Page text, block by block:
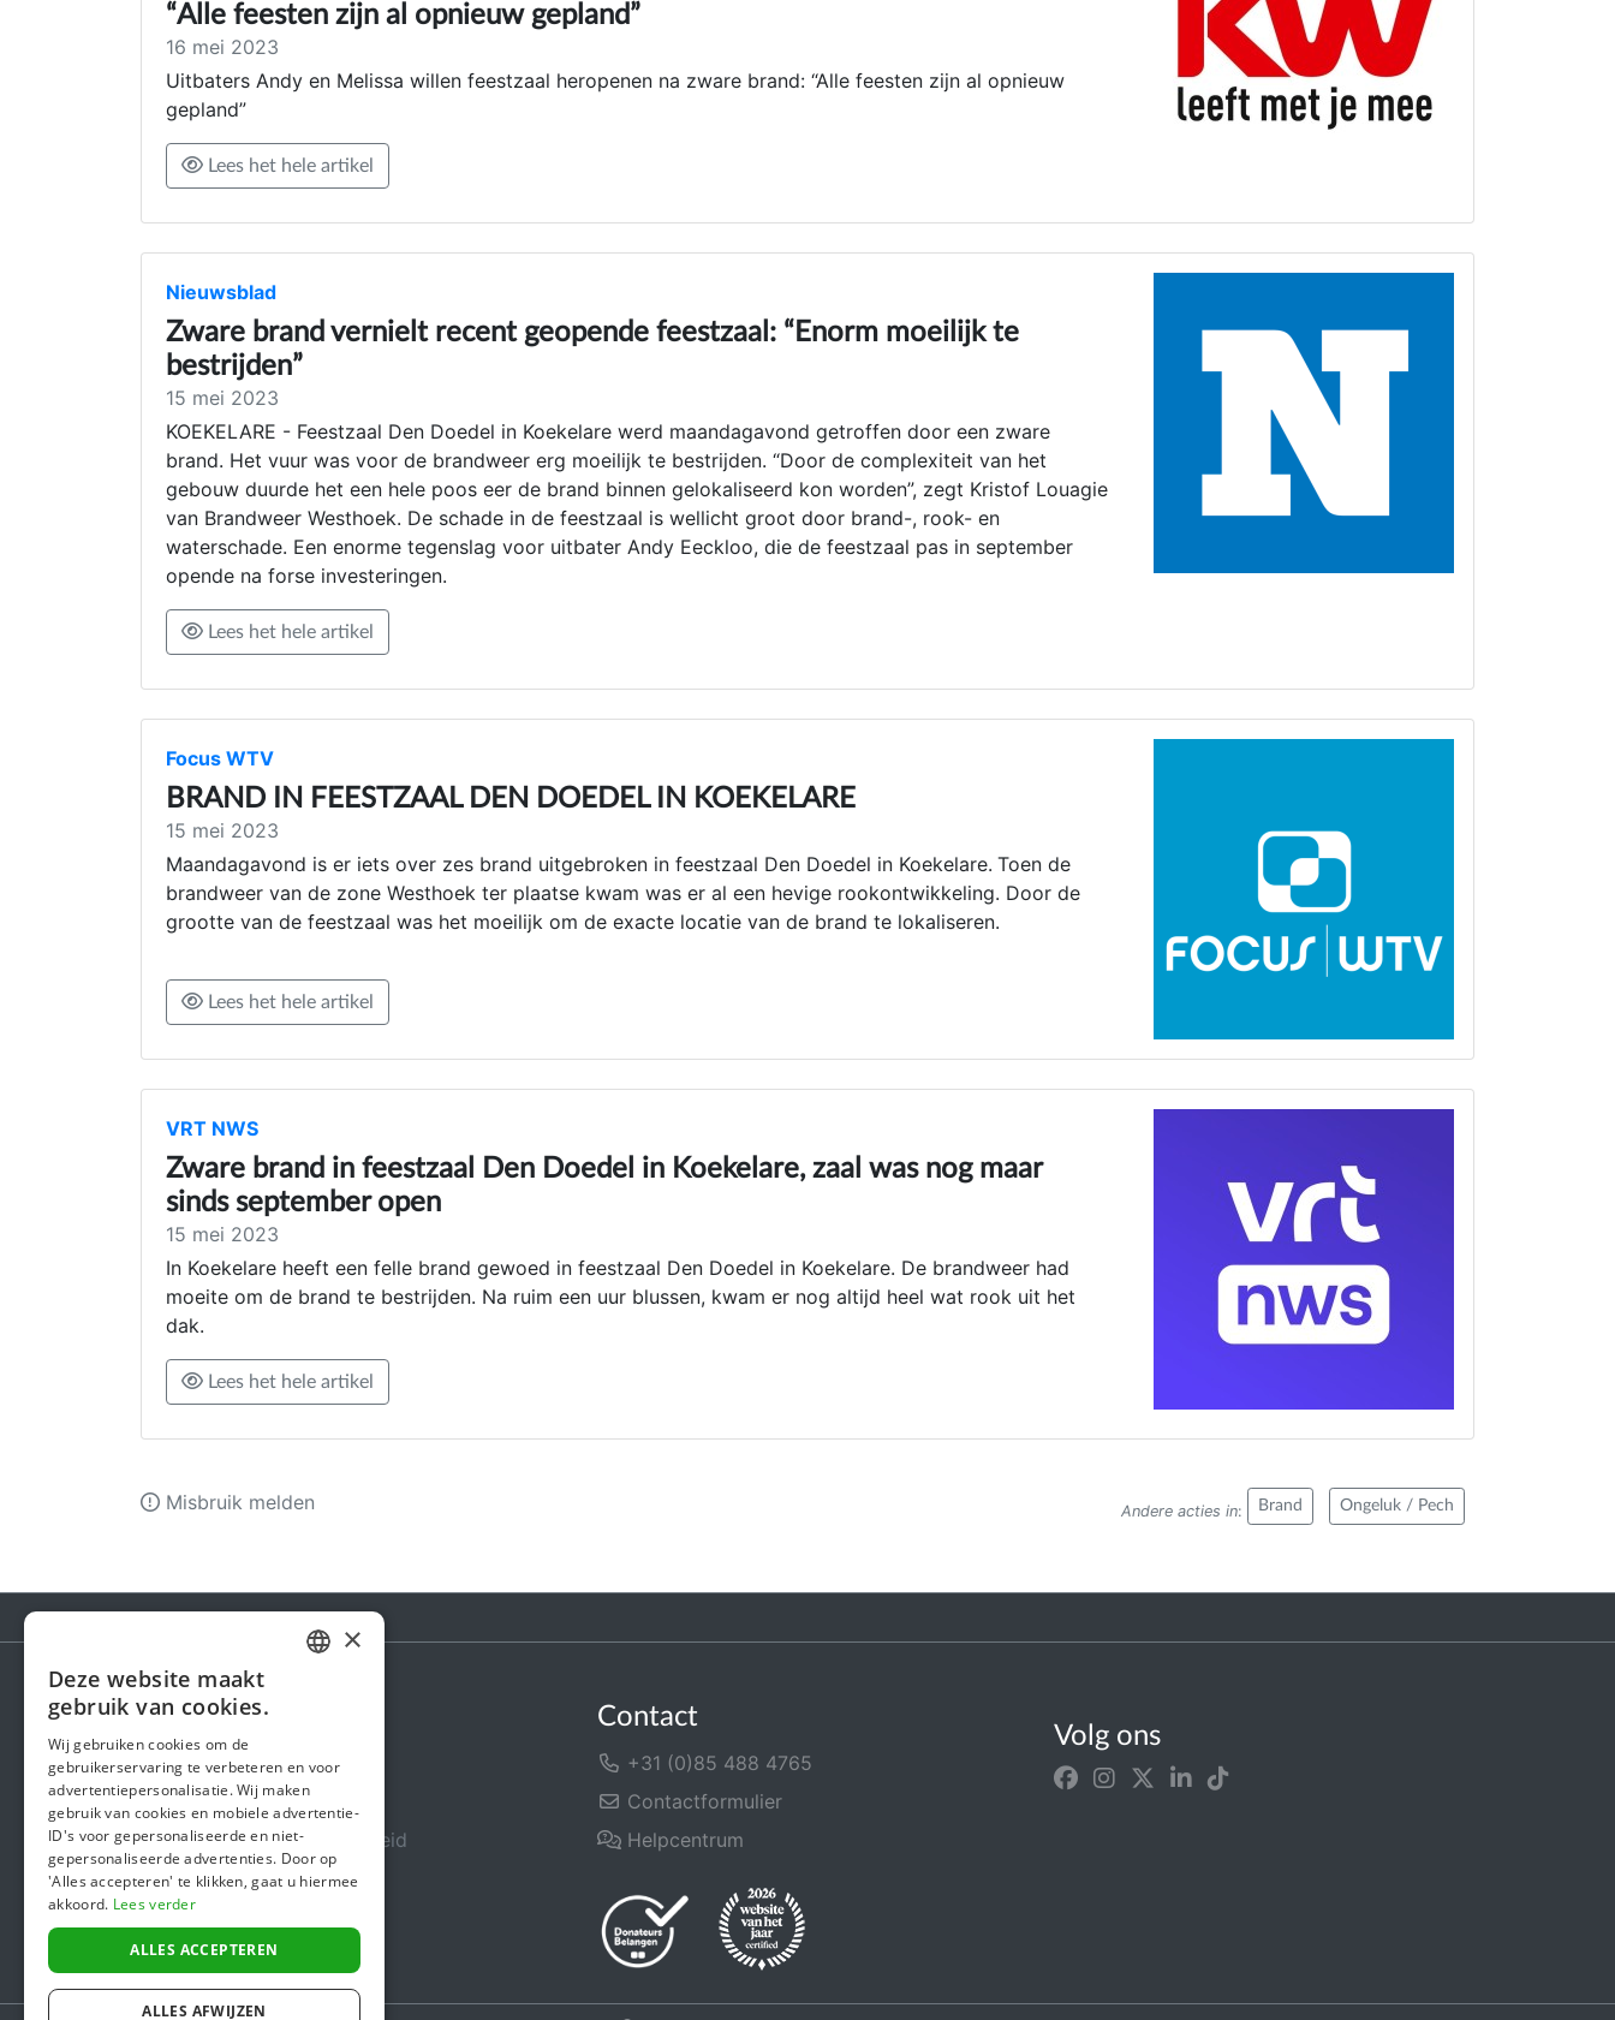
“Alle feesten zijn al opnieuw gepland”
16 mei 2023
Uitbaters Andy en Melissa willen feestzaal heropenen na zware brand: “Alle feesten zijn al opnieuw
gepland”
Lees het hele artikel
Nieuwsblad
Zware brand vernielt recent geopende feestzaal: “Enorm moeilijk te
bestrijden”
15 mei 2023
KOEKELARE - Feestzaal Den Doedel in Koekelare werd maandagavond getroffen door een zware
brand. Het vuur was voor de brandweer erg moeilijk te bestrijden. “Door de complexiteit van het
gebouw duurde het een hele poos eer de brand binnen gelokaliseerd kon worden”, zegt Kristof Louagie
van Brandweer Westhoek. De schade in de feestzaal is wellicht groot door brand-, rook- en
waterschade. Een enorme tegenslag voor uitbater Andy Eeckloo, die de feestzaal pas in september
opende na forse investeringen.
Lees het hele artikel
Focus WTV
BRAND IN FEESTZAAL DEN DOEDEL IN KOEKELARE
15 mei 2023
Maandagavond is er iets over zes brand uitgebroken in feestzaal Den Doedel in Koekelare. Toen de
brandweer van de zone Westhoek ter plaatse kwam was er al een hevige rookontwikkeling. Door de
grootte van de feestzaal was het moeilijk om de exacte locatie van de brand te lokaliseren.
Lees het hele artikel
VRT NWS
Zware brand in feestzaal Den Doedel in Koekelare, zaal was nog maar
sinds september open
15 mei 2023
In Koekelare heeft een felle brand gewoed in feestzaal Den Doedel in Koekelare. De brandweer had
moeite om de brand te bestrijden. Na ruim een uur blussen, kwam er nog altijd heel wat rook uit het
dak.
Lees het hele artikel
Andere acties in: Brand Ongeluk / Pech
Misbruik melden
Steunactie
Over ons
In de media
Veiligheid & Betrouwbaarheid
Algemene voorwaarden
Privacybeleid
Cookiebeleid
Contact
+31 (0)85 488 4765
Contactformulier
Helpcentrum
Volg ons
ENGLISH
×
Deze website maakt
gebruik van cookies.
Wij gebruiken cookies om de
gebruikerservaring te verbeteren en voor
advertentiepersonalisatie. Wij maken
gebruik van cookies en mobiele advertentie-
ID's voor gepersonaliseerde en niet-
gepersonaliseerde advertenties. Door op
'Alles accepteren' te klikken, gaat u hiermee
akkoord. Lees verder
ALLES ACCEPTEREN
ALLES AFWIJZEN